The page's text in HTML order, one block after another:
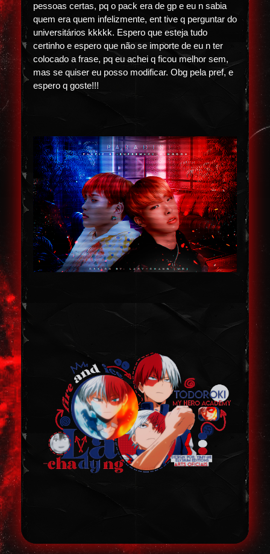
pessoas certas, pq o pack era de gp e eu n sabia
quem era quem infelizmente, ent tive q perguntar do
universitários kkkkk. Espero que esteja tudo
certinho e espero que não se importe de eu n ter
colocado a frase, pq eu achei q ficou melhor sem,
mas se quiser eu posso modificar. Obg pela pref, e
espero q goste!!!